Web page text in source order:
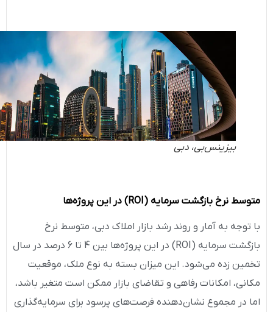
بیزینس‌بی، دبی
متوسط نرخ بازگشت سرمایه(ROI) در این پروژه‌ها
با توجه به آمار و روند رشد بازار املاک دبی، متوسط نرخ
بازگشت سرمایه (ROI) در این پروژه‌ها بین 4 تا 6 درصد در سال
تخمین زده می‌شود. این میزان بسته به نوع ملک، موقعیت
مکانی، امکانات رفاهی و تقاضای بازار ممکن است متغیر باشد،
اما در مجموع نشان‌دهنده فرصت‌های پرسود برای سرمایه‌گذاری